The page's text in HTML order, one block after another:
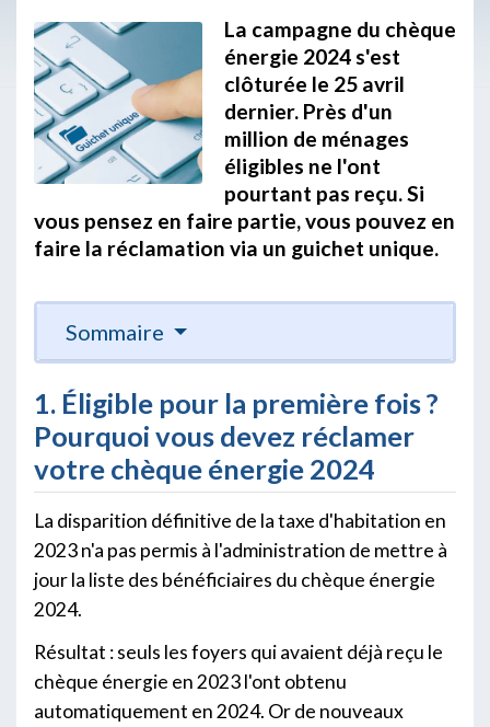
La campagne du chèque
énergie 2024 s'est
clôturée le 25 avril
dernier. Près d'un
million de ménages
éligibles ne l'ont
pourtant pas reçu. Si
vous pensez en faire partie, vous pouvez en
faire la réclamation via un guichet unique.
Sommaire
1. Éligible pour la première fois ?
Pourquoi vous devez réclamer
votre chèque énergie 2024
La disparition définitive de la taxe d'habitation en
2023 n'a pas permis à l'administration de mettre à
jour la liste des bénéficiaires du chèque énergie
2024.
Résultat : seuls les foyers qui avaient déjà reçu le
chèque énergie en 2023 l'ont obtenu
automatiquement en 2024. Or de nouveaux